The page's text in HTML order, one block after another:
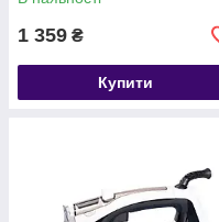
1 359 ₴
Купити